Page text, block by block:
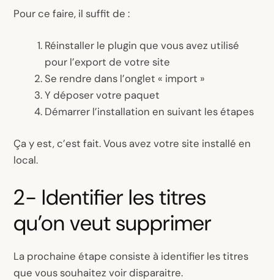
Pour ce faire, il suffit de :
Réinstaller le plugin que vous avez utilisé
pour l’export de votre site
Se rendre dans l’onglet « import »
Y déposer votre paquet
Démarrer l’installation en suivant les étapes
Ça y est, c’est fait. Vous avez votre site installé en
local.
2- Identifier les titres
qu’on veut supprimer
La prochaine étape consiste à identifier les titres
que vous souhaitez voir disparaitre.